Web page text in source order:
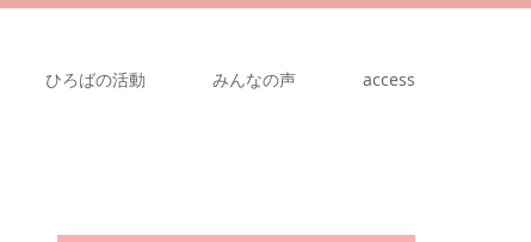
ひろばの活動 みんなの声 access